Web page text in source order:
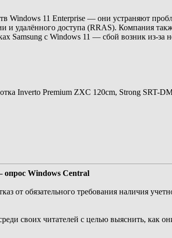
Windows 11 Enterprise — они устраняют
и удалённого доступа (RRAS). Компания
Samsung с Windows 11 — сбой возник из-за
Inverto Premium ZXC 120cm, Strong SRT-
опрос Windows Central
от обязательного требования наличия
своих читателей с целью выяснить, как